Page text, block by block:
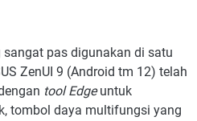
pas digunakan di satu
ZenUI 9 (Android tm 12) telah
tool Edgeuntuk
tombol daya multifungsi yang